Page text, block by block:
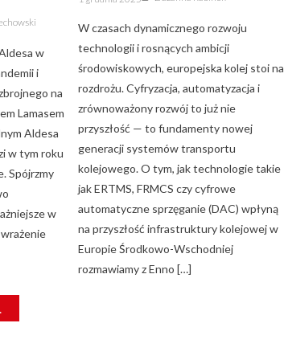
w
i
na
Lamasem
Aldesa
w tym roku
Spójrzmy
w
on
W czasach dynamicznego rozwoju
technologii i rosnących ambicji
środowiskowych, europejska kolej stoi na
rozdrożu. Cyfryzacja, automatyzacja i
zrównoważony rozwój to już nie
przyszłość — to fundamenty nowej
generacji systemów transportu
kolejowego. O tym, jak technologie takie
jak ERTMS, FRMCS czy cyfrowe
automatyczne sprzęganie (DAC) wpłyną
na przyszłość infrastruktury kolejowej w
Europie Środkowo-Wschodniej
rozmawiamy z Enno […]